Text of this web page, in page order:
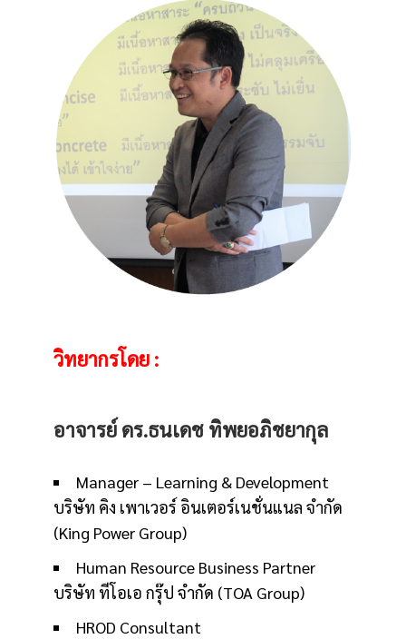
วิทยากรโดย :
อาจารย์ ดร.ธนเดช ทิพยอภิชยากุล
Manager – Learning & Development
บริษัท คิง เพาเวอร์ อินเตอร์เนชั่นแนล จำกัด
(King Power Group)
Human Resource Business Partner
บริษัท ทีโอเอ กรุ๊ป จำกัด (TOA Group)
HROD Consultant